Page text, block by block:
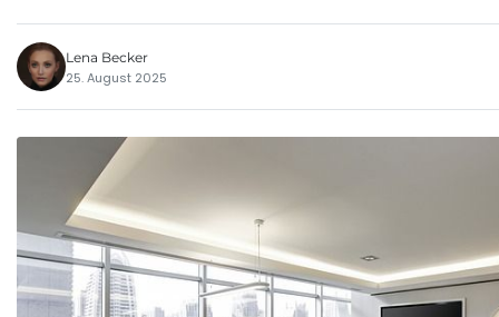
Lena Becker
25. August 2025